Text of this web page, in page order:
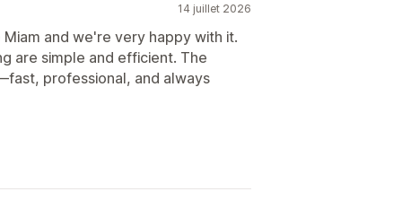
14 juillet 2026
and we're very happy with it.
are simple and efficient. The
professional, and always